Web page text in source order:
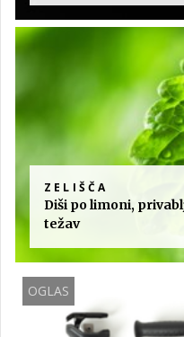
ZELIŠČA
Diši po limoni,
težav
OGLAS